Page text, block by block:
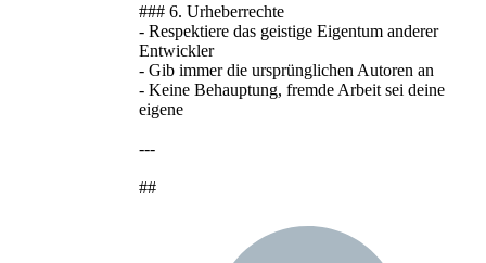
### 6. Urheberrechte
- Respektiere das geistige Eigentum anderer
Entwickler
- Gib immer die ursprünglichen Autoren an
- Keine Behauptung, fremde Arbeit sei deine
eigene
---
##